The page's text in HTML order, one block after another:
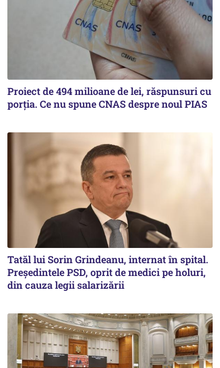
Proiect de 494 milioane de lei, răspunsuri cu
porția. Ce nu spune CNAS despre noul PIAS
Tatăl lui Sorin Grindeanu, internat în spital.
Preşedintele PSD, oprit de medici pe holuri,
din cauza legii salarizării